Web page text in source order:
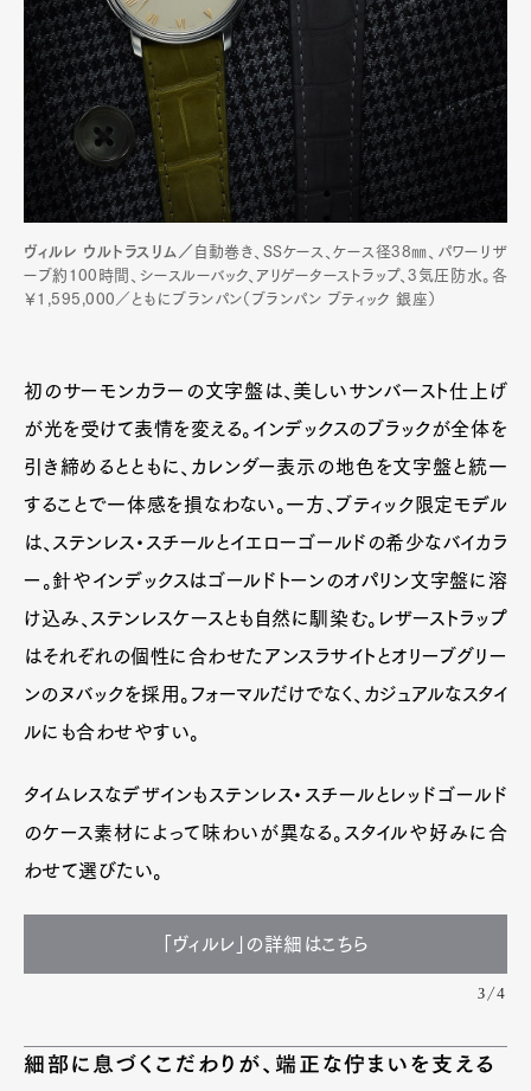
ヴィルレ ウルトラスリム／ 自動巻き、SSケース、ケース径38㎜、パワーリザ
ーブ約100時間、シースルーバック、アリゲーターストラップ、3気圧防水。各
￥1,595,000／ともにブランパン（ブランパン ブティック 銀座）
初のサーモンカラーの文字盤は、美しいサンバースト仕上げ
が光を受けて表情を変える。インデックスのブラックが全体を
引き締めるとともに、カレンダー表示の地色を文字盤と統一
することで一体感を損なわない。一方、ブティック限定モデル
は、ステンレス・スチールとイエローゴールドの希少なバイカラ
ー。針やインデックスはゴールドトーンのオパリン文字盤に溶
け込み、ステンレスケースとも自然に馴染む。レザーストラップ
はそれぞれの個性に合わせたアンスラサイトとオリーブグリー
ンのヌバックを採用。フォーマルだけでなく、カジュアルなスタイ
ルにも合わせやすい。
タイムレスなデザインもステンレス・スチールとレッドゴールド
のケース素材によって味わいが異なる。スタイルや好みに合
わせて選びたい。
「ヴィルレ」の詳細はこちら
3/4
細部に息づくこだわりが、端正な佇まいを支える